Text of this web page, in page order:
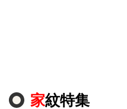
家紋特集